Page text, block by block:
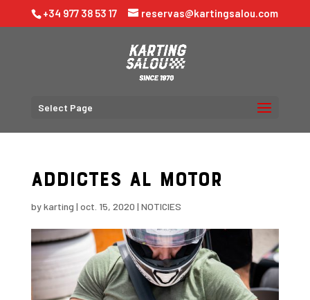
+34 977 38 53 17 reservas@kartingsalou.com
Select Page
Addictes al motor
bykarting | oct. 15, 2020 | NOTICIES